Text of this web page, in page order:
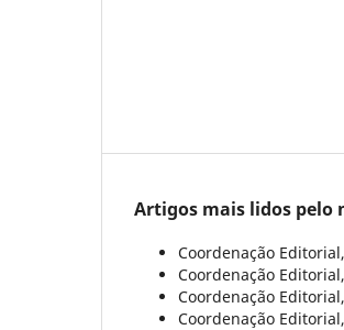
Artigos mais lidos pelo
Coordenação Editorial,
Coordenação Editorial,
Coordenação Editorial,
Coordenação Editorial,